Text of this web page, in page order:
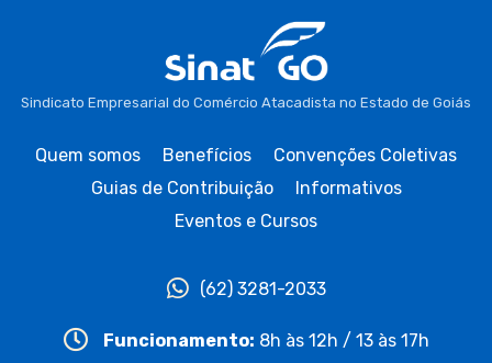
Sindicato Empresarial do Comércio Atacadista no Estado de Goiás
Quem somos Benefícios
Convenções Coletivas
Guias de Contribuição
Informativos
Eventos e Cursos
(62) 3281-2033
Funcionamento: 8h às 12h / 13 às 17h